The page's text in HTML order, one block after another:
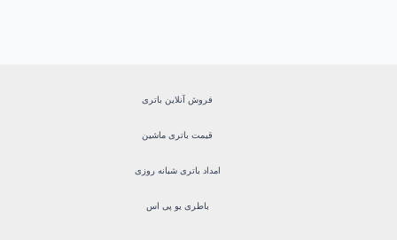
فروش آنلاین باتری
قیمت باتری ماشین
امداد باتری شبانه روزی
باطری یو پی اس